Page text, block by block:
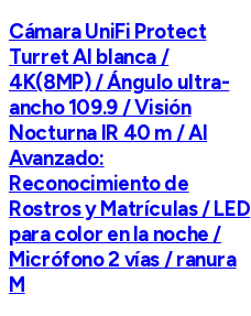
Cámara UniFi Protect
Turret AI blanca /
4K(8MP) / Ángulo ultra-
ancho 109.9 / Visión
Nocturna IR 40 m / AI
Avanzado:
Reconocimiento de
Rostros y Matrículas / LED
para color en la noche /
Micrófono 2 vías / ranura
M